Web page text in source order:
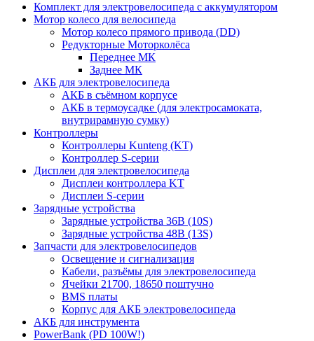
Комплект для электровелосипеда с аккумулятором
Мотор колесо для велосипеда
Мотор колесо прямого привода (DD)
Редукторные Моторколёса
Переднее МК
Заднее МК
АКБ для электровелосипеда
АКБ в съёмном корпусе
АКБ в термоусадке (для электросамоката,
внутрирамную сумку)
Контроллеры
Контроллеры Kunteng (KT)
Контроллер S-серии
Дисплеи для электровелосипеда
Дисплеи контроллера KT
Дисплеи S-серии
Зарядные устройства
Зарядные устройства 36В (10S)
Зарядные устройства 48В (13S)
Запчасти для электровелосипедов
Освещение и сигнализация
Кабели, разъёмы для электровелосипеда
Ячейки 21700, 18650 поштучно
BMS платы
Корпус для АКБ электровелосипеда
АКБ для инструмента
PowerBank (PD 100W!)